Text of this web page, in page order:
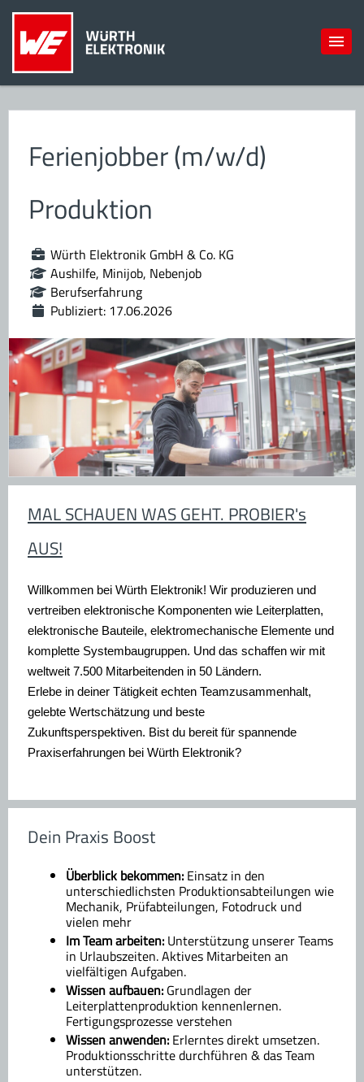
Ferienjobber (m/w/d)
Produktion
Würth Elektronik GmbH & Co. KG
Aushilfe, Minijob, Nebenjob
Berufserfahrung
Publiziert: 17.06.2026
MAL SCHAUEN WAS GEHT. PROBIER's
AUS!
Willkommen bei Würth Elektronik! Wir produzieren und
vertreiben elektronische Komponenten wie Leiterplatten,
elektronische Bauteile, elektromechanische Elemente und
komplette Systembaugruppen. Und das schaffen wir mit
weltweit 7.500 Mitarbeitenden in 50 Ländern.
Erlebe in deiner Tätigkeit echten Teamzusammenhalt,
gelebte Wertschätzung und beste
Zukunftsperspektiven. Bist du bereit für spannende
Praxiserfahrungen bei Würth Elektronik?
Dein Praxis Boost
Überblick bekommen: Einsatz in den
unterschiedlichsten Produktionsabteilungen wie
Mechanik, Prüfabteilungen, Fotodruck und
vielen mehr
Im Team arbeiten: Unterstützung unserer Teams
in Urlaubszeiten. Aktives Mitarbeiten an
vielfältigen Aufgaben.
Wissen aufbauen: Grundlagen der
Leiterplattenproduktion kennenlernen.
Fertigungsprozesse verstehen
Wissen anwenden: Erlerntes direkt umsetzen.
Produktionsschritte durchführen & das Team
unterstützen.